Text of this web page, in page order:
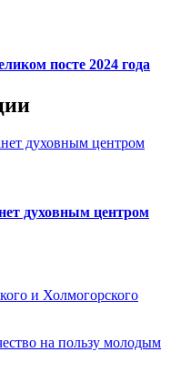
посте 2024 года
духовным центром
и Холмогорского